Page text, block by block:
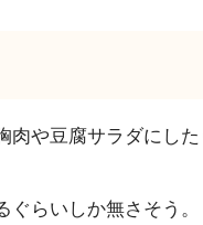
肉や豆腐サラダにし
らいしか無さそう。